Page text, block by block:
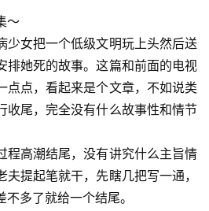
～
少女把一个低级文明玩上头然后送
排她死的故事。这篇和前面的电视
点点，看起来是个文章，不如说类
收尾，完全没有什么故事性和情节
程高潮结尾，没有讲究什么主旨情
提起笔就干，先瞎几把写一通，
多了就给一个结尾。